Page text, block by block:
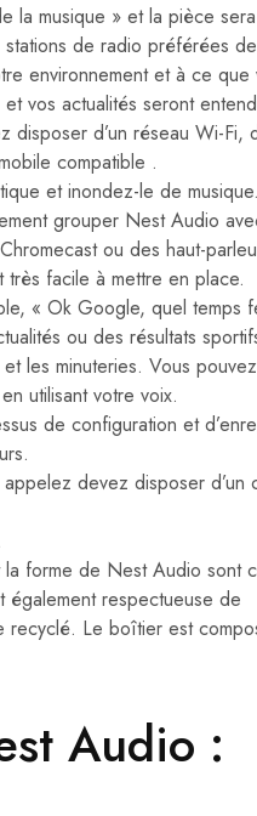
la musique » et la pièce
de radio préférées
environnement et à ce
vos actualités seront
disposer d’un réseau Wi-Fi,
compatible .
et inondez-le de
grouper Nest Audio
ou des haut-
facile à mettre en place.
« Ok Google, quel temps
ou des résultats
les minuteries. Vous
utilisant votre voix.
de configuration et
devez disposer d’un
forme de Nest Audio sont
également respectueuse de
Le boîtier est
Audio :